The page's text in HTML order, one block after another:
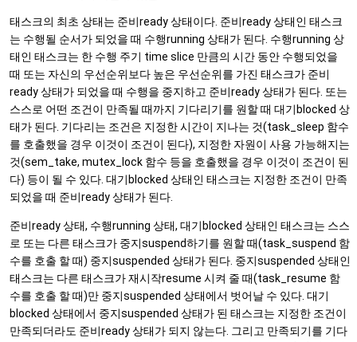
태스크의 최초 상태는 준비ready 상태이다. 준비ready 상태인 태스크
는 수행될 순서가 되었을 때 수행running 상태가 된다. 수행running 상
태인 태스크는 한 수행 주기 time slice 만큼의 시간 동안 수행되었을
때 또는 자신의 우선순위보다 높은 우선순위를 가진 태스크가 준비
ready 상태가 되었을 때 수행을 중지하고 준비ready 상태가 된다. 또는
스스로 어떤 조건이 만족될 때까지 기다리기를 원할 때 대기blocked 상
태가 된다. 기다리는 조건은 지정한 시간이 지나는 것(task_sleep 함수
를 호출했을 경우 이것이 조건이 된다), 지정한 자원이 사용 가능해지는
것(sem_take, mutex_lock 함수 등을 호출했을 경우 이것이 조건이 된
다) 등이 될 수 있다. 대기blocked 상태인 태스크는 지정한 조건이 만족
되었을 때 준비ready 상태가 된다.
준비ready 상태, 수행running 상태, 대기blocked 상태인 태스크는 스스
로 또는 다른 태스크가 중지suspend하기를 원할 때(task_suspend 함
수를 호출 할 때) 중지suspended 상태가 된다. 중지suspended 상태인
태스크는 다른 태스크가 재시작resume 시켜 줄 때(task_resume 함
수를 호출 할 때)만 중지suspended 상태에서 벗어날 수 있다. 대기
blocked 상태에서 중지suspended 상태가 된 태스크는 지정한 조건이
만족되더라도 준비ready 상태가 되지 않는다. 그리고 만족되기를 기다